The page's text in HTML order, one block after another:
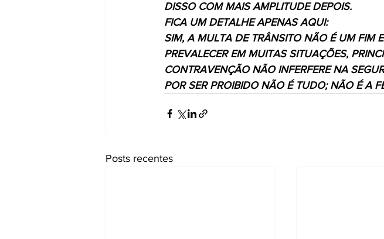
DISSO COM MAIS AMPLITUDE DEPOIS.
FICA UM DETALHE APENAS AQUI:
SIM, A MULTA DE TRÂNSITO NÃO É UM FIM
PREVALECER EM MUITAS SITUAÇÕES,
CONTRAVENÇÃO NÃO INFERFERE NA
POR SER PROIBIDO NÃO É TUDO; NÃO É A
Posts recentes